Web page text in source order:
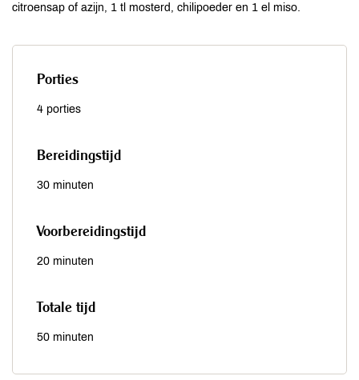
citroensap of azijn, 1 tl mosterd, chilipoeder en 1 el miso.
Porties
4 porties
Bereidingstijd
30 minuten
Voorbereidingstijd
20 minuten
Totale tijd
50 minuten